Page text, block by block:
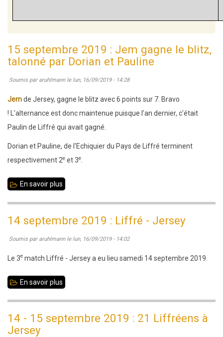
15 septembre 2019 : Jem gagne le blitz,
talonné par Dorian et Pauline
Soumis par aruhlmannle lun, 16/09/2019 - 14:28
Jemde Jersey, gagne le blitz avec 6 points sur 7. Bravo
! L'alternance est donc maintenue puisque l'an dernier, c'était
Paulin de Liffré qui avait gagné.
Dorian et Pauline, de l'Echiquier du Pays de Liffré terminent
respectivement 2e et 3e.
En savoir plus
2019
:
Jem
par
14 septembre 2019 : Liffré - Jersey
Soumis par aruhlmannle lun, 16/09/2019 - 14:02
Le 3e match Liffré - Jersey a eu lieu samedi 14 septembre 2019.
En savoir plus
2019
14 - 15 septembre 2019 : 21 Liffréens à
Jersey